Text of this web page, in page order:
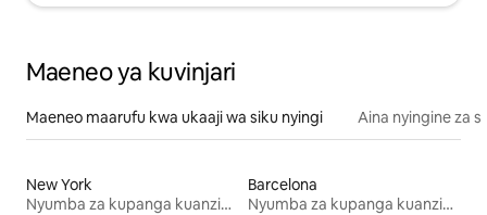
Maeneo ya kuvinjari
Maeneo maarufu kwa ukaaji wa siku nyingi Aina nyingine za
New York
Nyumba za kupanga kuanzia mwezi mmoja
Barcelona
Nyumba za kupanga kuanzia mwezi mmoja